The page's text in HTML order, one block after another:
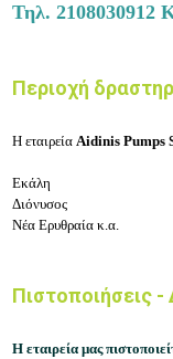
Τηλ. 2108030912
Περιοχή
Η εταιρεία Aidinis Pumps
Εκάλη
Διόνυσος
Νέα Ερυθραία κ.α.
Πιστοποιήσεις -
Η εταιρεία μας